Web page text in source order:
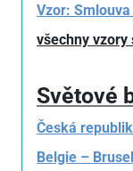
Vzor:
všechny vzory
Světové
Česká
Belgie – Brusel